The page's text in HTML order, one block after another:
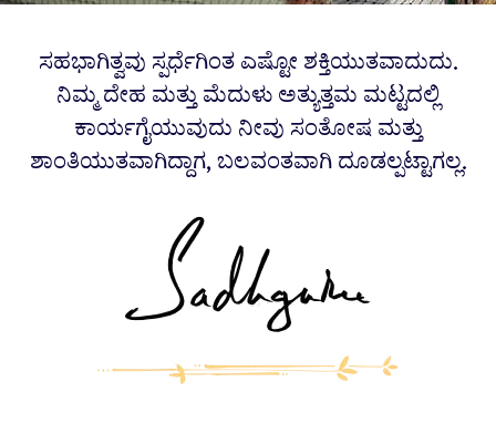
ಸಹಭಾಗಿತ್ವವು ಸ್ಪರ್ಧೆಗಿಂತ ಎಷ್ಟೋ ಶಕ್ತಿಯುತವಾದುದು.
ನಿಮ್ಮ ದೇಹ ಮತ್ತು ಮೆದುಳು ಅತ್ಯುತ್ತಮ ಮಟ್ಟದಲ್ಲಿ
ಕಾರ್ಯಗೈಯುವುದು ನೀವು ಸಂತೋಷ ಮತ್ತು
ಶಾಂತಿಯುತವಾಗಿದ್ದಾಗ, ಬಲವಂತವಾಗಿ ದೂಡಲ್ಪಟ್ಟಾಗಲ್ಲ.